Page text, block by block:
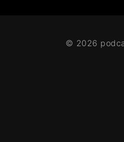
© 2026